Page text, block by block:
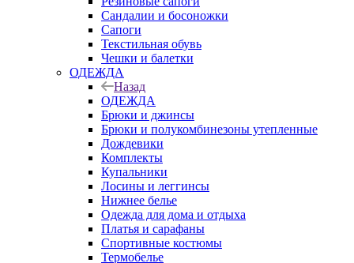
Сандалии и босоножки
Сапоги
Текстильная обувь
Чешки и балетки
ОДЕЖДА
Назад
ОДЕЖДА
Брюки и джинсы
Брюки и полукомбинезоны утепленные
Дождевики
Комплекты
Купальники
Лосины и леггинсы
Нижнее белье
Одежда для дома и отдыха
Платья и сарафаны
Спортивные костюмы
Термобелье